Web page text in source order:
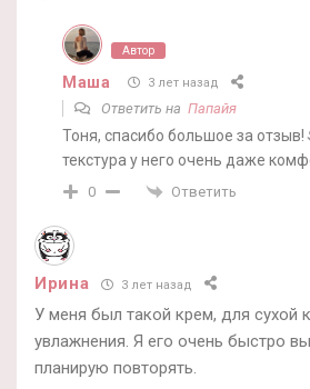
Автор
Маша 3 лет назад
Ответить на Папайя
Тоня, спасибо большое за
текстура у него очень даже
0 Ответить
Ирина 3 лет назад
У меня был такой крем, для сухой
увлажнения. Я его очень быстро
планирую повторять.